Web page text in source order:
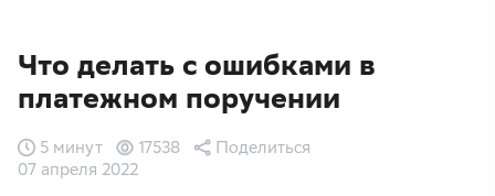
Что делать с ошибками в
платежном поручении
07 апреля 2022
5 минут 17538 Поделиться